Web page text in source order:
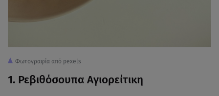
Φωτογραφία από pexels
1. Ρεβιθόσουπα Αγιορείτικη